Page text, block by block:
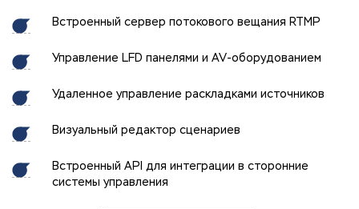
Встроенный сервер потокового вещания RTMP
Управление LFD панелями и AV-оборудованием
Удаленное управление раскладками источников
Визуальный редактор сценариев
Встроенный API для интеграции в сторонние
системы управления